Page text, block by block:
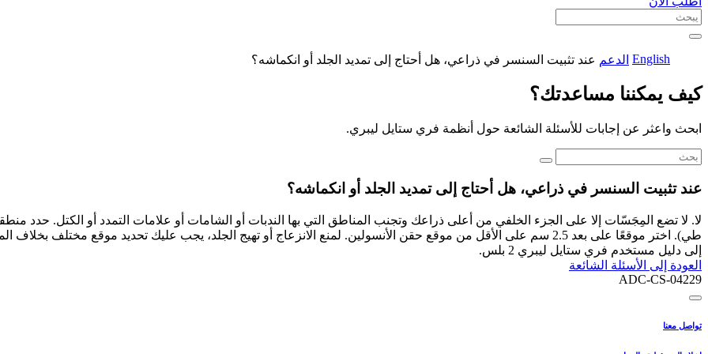
English الدعم عند تثبيت السنسر في ذراعي، هل أحتاج إلى تمديد الجلد أو انكماشه؟
كيف يمكننا مساعدتك؟
ابحث واعثر عن إجابات للأسئلة الشائعة حول أنظمة فري ستايل ليبري.
عند تثبيت السنسر في ذراعي، هل أحتاج إلى تمديد الجلد أو انكماشه؟
لا. لا تضع المِجَسّات إلا على الجزء الخلفي من أعلى ذراعك وتجنب المناطق التي بها الندبات أو الشامات أو علامات التمدد أو الكتل. حدد
طي). اختر موقعًا على بعد 2.5 سم على الأقل من موقع حقن الأنسولين. لمنع الانزعاج أو تهيج الجلد، يجب عليك تحديد موقع
إلى دليل مستخدم فري ستايل ليبري 2 بلس.
العودة إلى الأسئلة الشائعة
ADC-CS-04229
تواصل معنا